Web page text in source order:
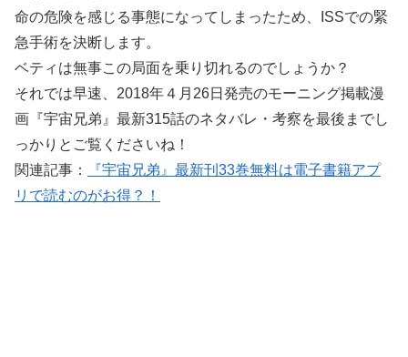
命の危険を感じる事態になってしまったため、ISSでの緊
急手術を決断します。
ベティは無事この局面を乗り切れるのでしょうか？
それでは早速、2018年４月26日発売のモーニング掲載漫
画『宇宙兄弟』最新315話のネタバレ・考察を最後までし
っかりとご覧くださいね！
関連記事：
『宇宙兄弟』最新刊33巻無料は電子書籍アプ
リで読むのがお得？！